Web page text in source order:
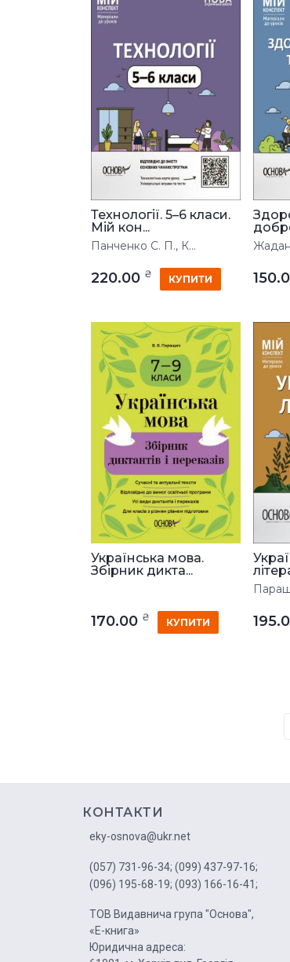
Технології. 5–6 класи.
Мій кон...
Панченко С. П., К...
220.00 ₴ КУПИТИ
Українська мова.
Збірник дикта...
170.00 ₴ КУПИТИ
КОНТАКТИ
eky-osnova@ukr.net
(057) 731-96-34; (099) 437-97-16;
(096) 195-68-19; (093) 166-16-41;
ТОВ Видавнича група "Основа",
«Е-книга»
Юридична адреса: